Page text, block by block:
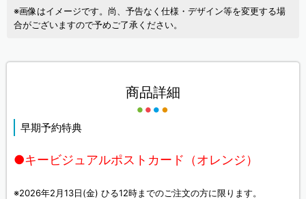
※画像はイメージです。尚、予告なく仕様・デザイン等を変更する場
合がございますので予めご了承ください。
商品詳細
早期予約特典
●キービジュアルポストカード（オレンジ）
※2026年2月13日(金) ひる12時までのご注文の方に限ります。